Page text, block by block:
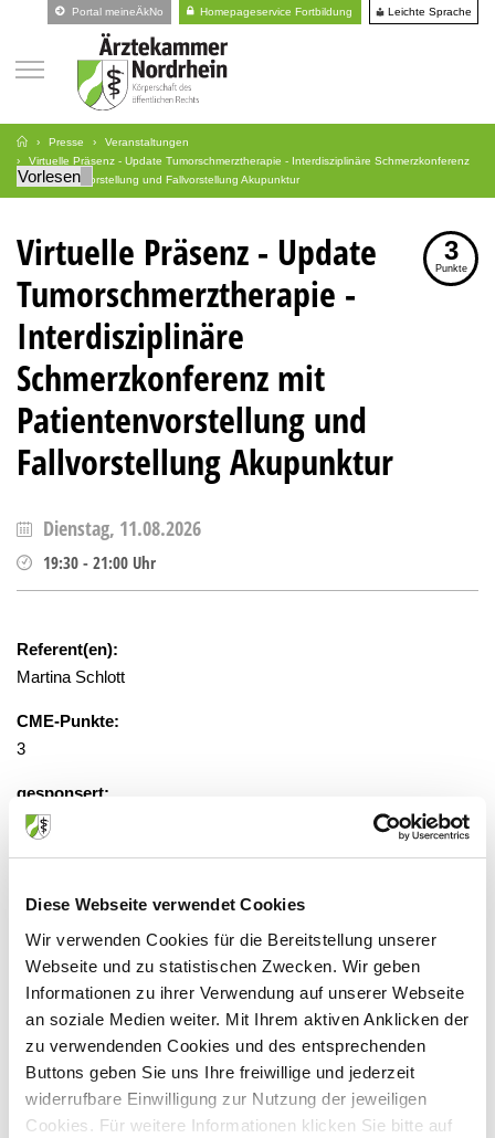
Diese Webseite verwendet Cookies
Wir verwenden Cookies für die Bereitstellung unserer
Webseite und zu statistischen Zwecken. Wir geben
Informationen zu ihrer Verwendung auf unserer Webseite
an soziale Medien weiter. Mit Ihrem aktiven Anklicken der
zu verwendenden Cookies und des entsprechenden
Buttons geben Sie uns Ihre freiwillige und jederzeit
widerrufbare Einwilligung zur Nutzung der jeweiligen
Cookies. Für weitere Informationen klicken Sie bitte auf
Portal meineÄkNo Homepageservice Fortbildung Leichte Sprache
Presse
Veranstaltungen
Virtuelle Präsenz - Update Tumorschmerztherapie - Interdisziplinäre Schmerzkonferenz
mit Patientenvorstellung und Fallvorstellung Akupunktur
Vorlesen
Virtuelle Präsenz - Update
Tumorschmerztherapie -
Interdisziplinäre
Schmerzkonferenz mit
Patientenvorstellung und
Fallvorstellung Akupunktur
3
Punkte
Dienstag, 11.08.2026
19:30 - 21:00 Uhr
Referent(en):
Martina Schlott
CME-Punkte:
3
gesponsert:
Nein
gebührenfrei, Anmeldung erforderlich
Veranstaltungsort:
Virtuelle Präsenz, 46485 Wesel
Anbieter: